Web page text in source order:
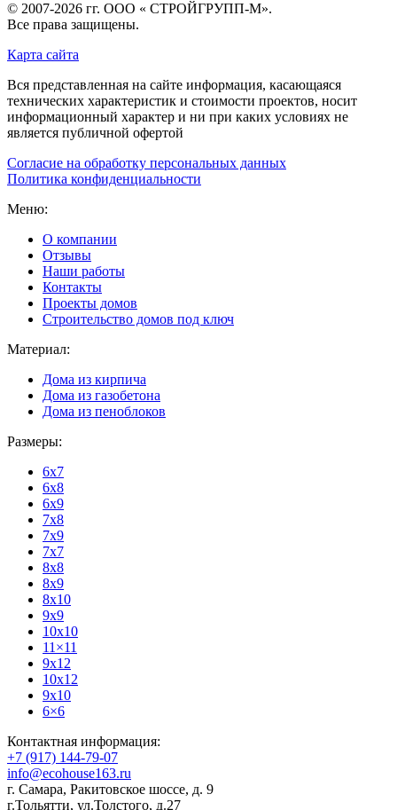
© 2007-2026 гг. ООО « СТРОЙГРУПП-М».
Все права защищены.
Карта сайта
Вся представленная на сайте информация, касающаяся
технических характеристик и стоимости проектов, носит
информационный характер и ни при каких условиях не
является публичной офертой
Согласие на обработку персональных данных
Политика конфиденциальности
Меню:
О компании
Отзывы
Наши работы
Контакты
Проекты домов
Строительство домов под ключ
Материал:
Дома из кирпича
Дома из газобетона
Дома из пеноблоков
Размеры:
6x7
6x8
6x9
7x8
7x9
7x7
8x8
8x9
8x10
9x9
10x10
11×11
9x12
10x12
9x10
6×6
Контактная информация:
+7 (917) 144-79-07
info@ecohouse163.ru
г. Самара, Ракитовское шоссе, д. 9
г.Тольятти, ул.Толстого, д.27